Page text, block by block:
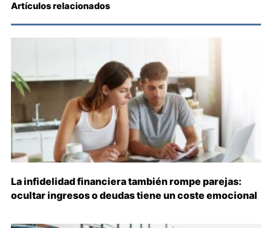
Artículos relacionados
La infidelidad financiera también rompe parejas:
ocultar ingresos o deudas tiene un coste emocional